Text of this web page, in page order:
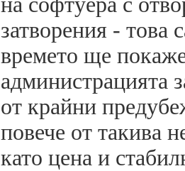
затворения - това
времето ще
администрацията
от крайни
повече от такива
като цена и